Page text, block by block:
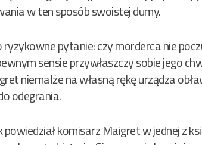
w ten sposób swoistej dumy.
pytanie: czy morderca nie
sensie przywłaszczy sobie jego
niemalże na własną rękę urządza
odegrania.
komisarz Maigret w jednej z